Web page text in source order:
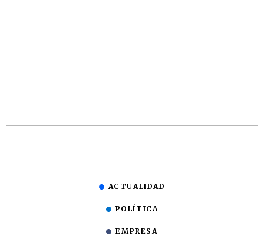
ACTUALIDAD
POLÍTICA
EMPRESA